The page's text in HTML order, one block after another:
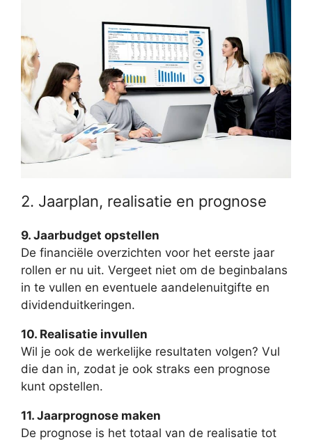
2. Jaarplan, realisatie en prognose
9. Jaarbudget opstellen
De financiële overzichten voor het eerste jaar
rollen er nu uit. Vergeet niet om de beginbalans
in te vullen en eventuele aandelenuitgifte en
dividenduitkeringen.
10. Realisatie invullen
Wil je ook de werkelijke resultaten volgen? Vul
die dan in, zodat je ook straks een prognose
kunt opstellen.
11. Jaarprognose maken
De prognose is het totaal van de realisatie tot